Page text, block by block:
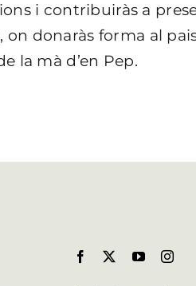
i contribuiràs a
donaràs forma al
la mà d’en Pep.